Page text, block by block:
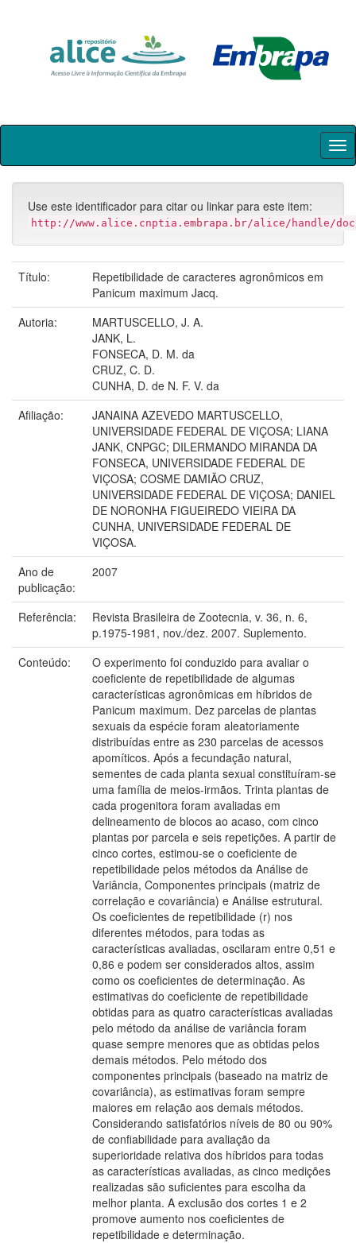
Skip
Use este identificador para citar ou linkar para este item:
http://www.alice.cnptia.embrapa.br/alice/handle/
Título:
Repetibilidade de caracteres agronômicos em
Panicum maximum Jacq.
Autoria:
MARTUSCELLO, J. A.
JANK, L.
FONSECA, D. M. da
CRUZ, C. D.
CUNHA, D. de N. F. V. da
Afiliação:
JANAINA AZEVEDO MARTUSCELLO,
UNIVERSIDADE FEDERAL DE VIÇOSA; LIANA
JANK, CNPGC; DILERMANDO MIRANDA DA
FONSECA, UNIVERSIDADE FEDERAL DE
VIÇOSA; COSME DAMIÃO CRUZ,
UNIVERSIDADE FEDERAL DE VIÇOSA; DANIEL
DE NORONHA FIGUEIREDO VIEIRA DA
CUNHA, UNIVERSIDADE FEDERAL DE
VIÇOSA.
Ano de
publicação:
2007
Referência:
Revista Brasileira de Zootecnia, v. 36, n. 6,
p.1975-1981, nov./dez. 2007. Suplemento.
Conteúdo:
O experimento foi conduzido para avaliar o
coeficiente de repetibilidade de algumas
características agronômicas em híbridos de
Panicum maximum. Dez parcelas de plantas
sexuais da espécie foram aleatoriamente
distribuídas entre as 230 parcelas de acessos
apomíticos. Após a fecundação natural,
sementes de cada planta sexual constituíram-se
uma família de meios-irmãos. Trinta plantas de
cada progenitora foram avaliadas em
delineamento de blocos ao acaso, com cinco
plantas por parcela e seis repetições. A partir de
cinco cortes, estimou-se o coeficiente de
repetibilidade pelos métodos da Análise de
Variância, Componentes principais (matriz de
correlação e covariância) e Análise estrutural.
Os coeficientes de repetibilidade (r) nos
diferentes métodos, para todas as
características avaliadas, oscilaram entre 0,51 e
0,86 e podem ser considerados altos, assim
como os coeficientes de determinação. As
estimativas do coeficiente de repetibilidade
obtidas para as quatro características avaliadas
pelo método da análise de variância foram
quase sempre menores que as obtidas pelos
demais métodos. Pelo método dos
componentes principais (baseado na matriz de
covariância), as estimativas foram sempre
maiores em relação aos demais métodos.
Considerando satisfatórios níveis de 80 ou 90%
de confiabilidade para avaliação da
superioridade relativa dos híbridos para todas
as características avaliadas, as cinco medições
realizadas são suficientes para escolha da
melhor planta. A exclusão dos cortes 1 e 2
promove aumento nos coeficientes de
repetibilidade e determinação.